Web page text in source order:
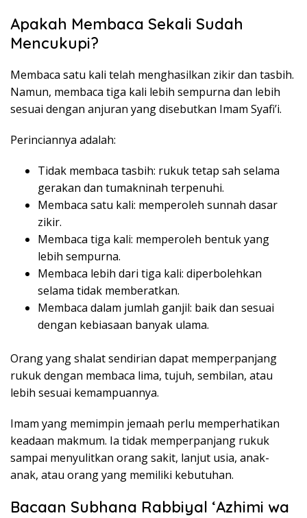
Apakah Membaca Sekali Sudah
Mencukupi?
Membaca satu kali telah menghasilkan zikir dan tasbih.
Namun, membaca tiga kali lebih sempurna dan lebih
sesuai dengan anjuran yang disebutkan Imam Syafi’i.
Perinciannya adalah:
Tidak membaca tasbih: rukuk tetap sah selama
gerakan dan tumakninah terpenuhi.
Membaca satu kali: memperoleh sunnah dasar
zikir.
Membaca tiga kali: memperoleh bentuk yang
lebih sempurna.
Membaca lebih dari tiga kali: diperbolehkan
selama tidak memberatkan.
Membaca dalam jumlah ganjil: baik dan sesuai
dengan kebiasaan banyak ulama.
Orang yang shalat sendirian dapat memperpanjang
rukuk dengan membaca lima, tujuh, sembilan, atau
lebih sesuai kemampuannya.
Imam yang memimpin jemaah perlu memperhatikan
keadaan makmum. Ia tidak memperpanjang rukuk
sampai menyulitkan orang sakit, lanjut usia, anak-
anak, atau orang yang memiliki kebutuhan.
Bacaan Subhana Rabbiyal ‘Azhimi wa